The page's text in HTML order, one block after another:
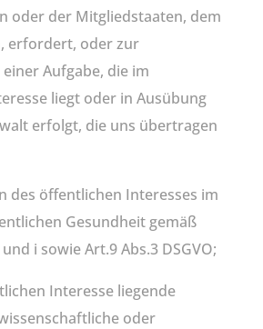
oder der Mitgliedstaaten, dem
erfordert, oder zur
Aufgabe, die im
liegt oder in Ausübung
erfolgt, die uns übertragen
des öffentlichen Interesses im
Gesundheit gemäß
i sowie Art.9 Abs.3 DSGVO;
Interesse liegende
oder